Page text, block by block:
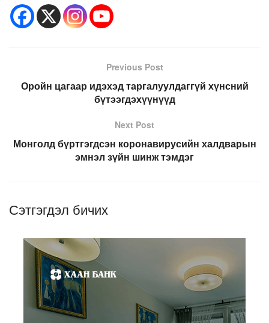
Previous Post
Оройн цагаар идэхэд таргалуулдаггүй хүнсний
бүтээгдэхүүнүүд
Next Post
Монголд бүртгэгдсэн коронавирусийн халдварын
эмнэл зүйн шинж тэмдэг
Сэтгэгдэл бичих